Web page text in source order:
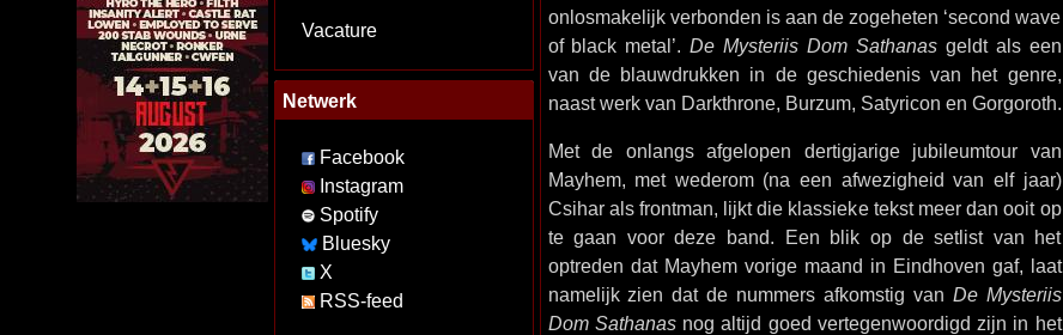
Vacature
Netwerk
Facebook
Instagram
Spotify
Bluesky
X
RSS-feed
onlosmakelijk verbonden is aan de zogeheten ‘second wave
of black metal’.De Mysteriis Dom Sathanasgeldt als een
van de blauwdrukken in de geschiedenis van het genre,
naast werk van Darkthrone, Burzum, Satyricon en Gorgoroth.
Met de onlangs afgelopen dertigjarige jubileumtour van
Mayhem, met wederom (na een afwezigheid van elf jaar)
Csihar als frontman, lijkt die klassieke tekst meer dan ooit op
te gaan voor deze band. Een blik op de setlist van het
optreden dat Mayhem vorige maand in Eindhoven gaf, laat
namelijk zien dat de nummers afkomstig van De Mysteriis
Dom Sathanasnog altijd goed vertegenwoordigd zijn in het